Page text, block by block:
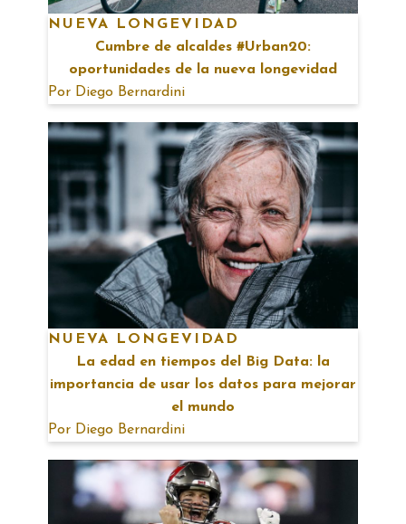
NUEVA LONGEVIDAD
Cumbre de alcaldes #Urban20:
oportunidades de la nueva longevidad
Por Diego Bernardini
NUEVA LONGEVIDAD
La edad en tiempos del Big Data: la
importancia de usar los datos para mejorar
el mundo
Por Diego Bernardini